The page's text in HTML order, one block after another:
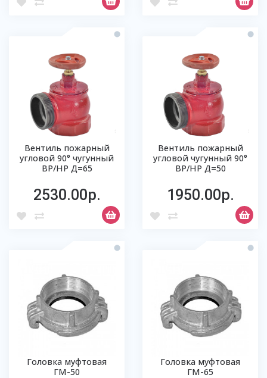
Вентиль пожарный
угловой 90° чугунный
ВР/НР Д=65
2530.00р.
Вентиль пожарный
угловой чугунный 90°
ВР/НР Д=50
1950.00р.
Головка муфтовая
ГМ-50
Головка муфтовая
ГМ-65